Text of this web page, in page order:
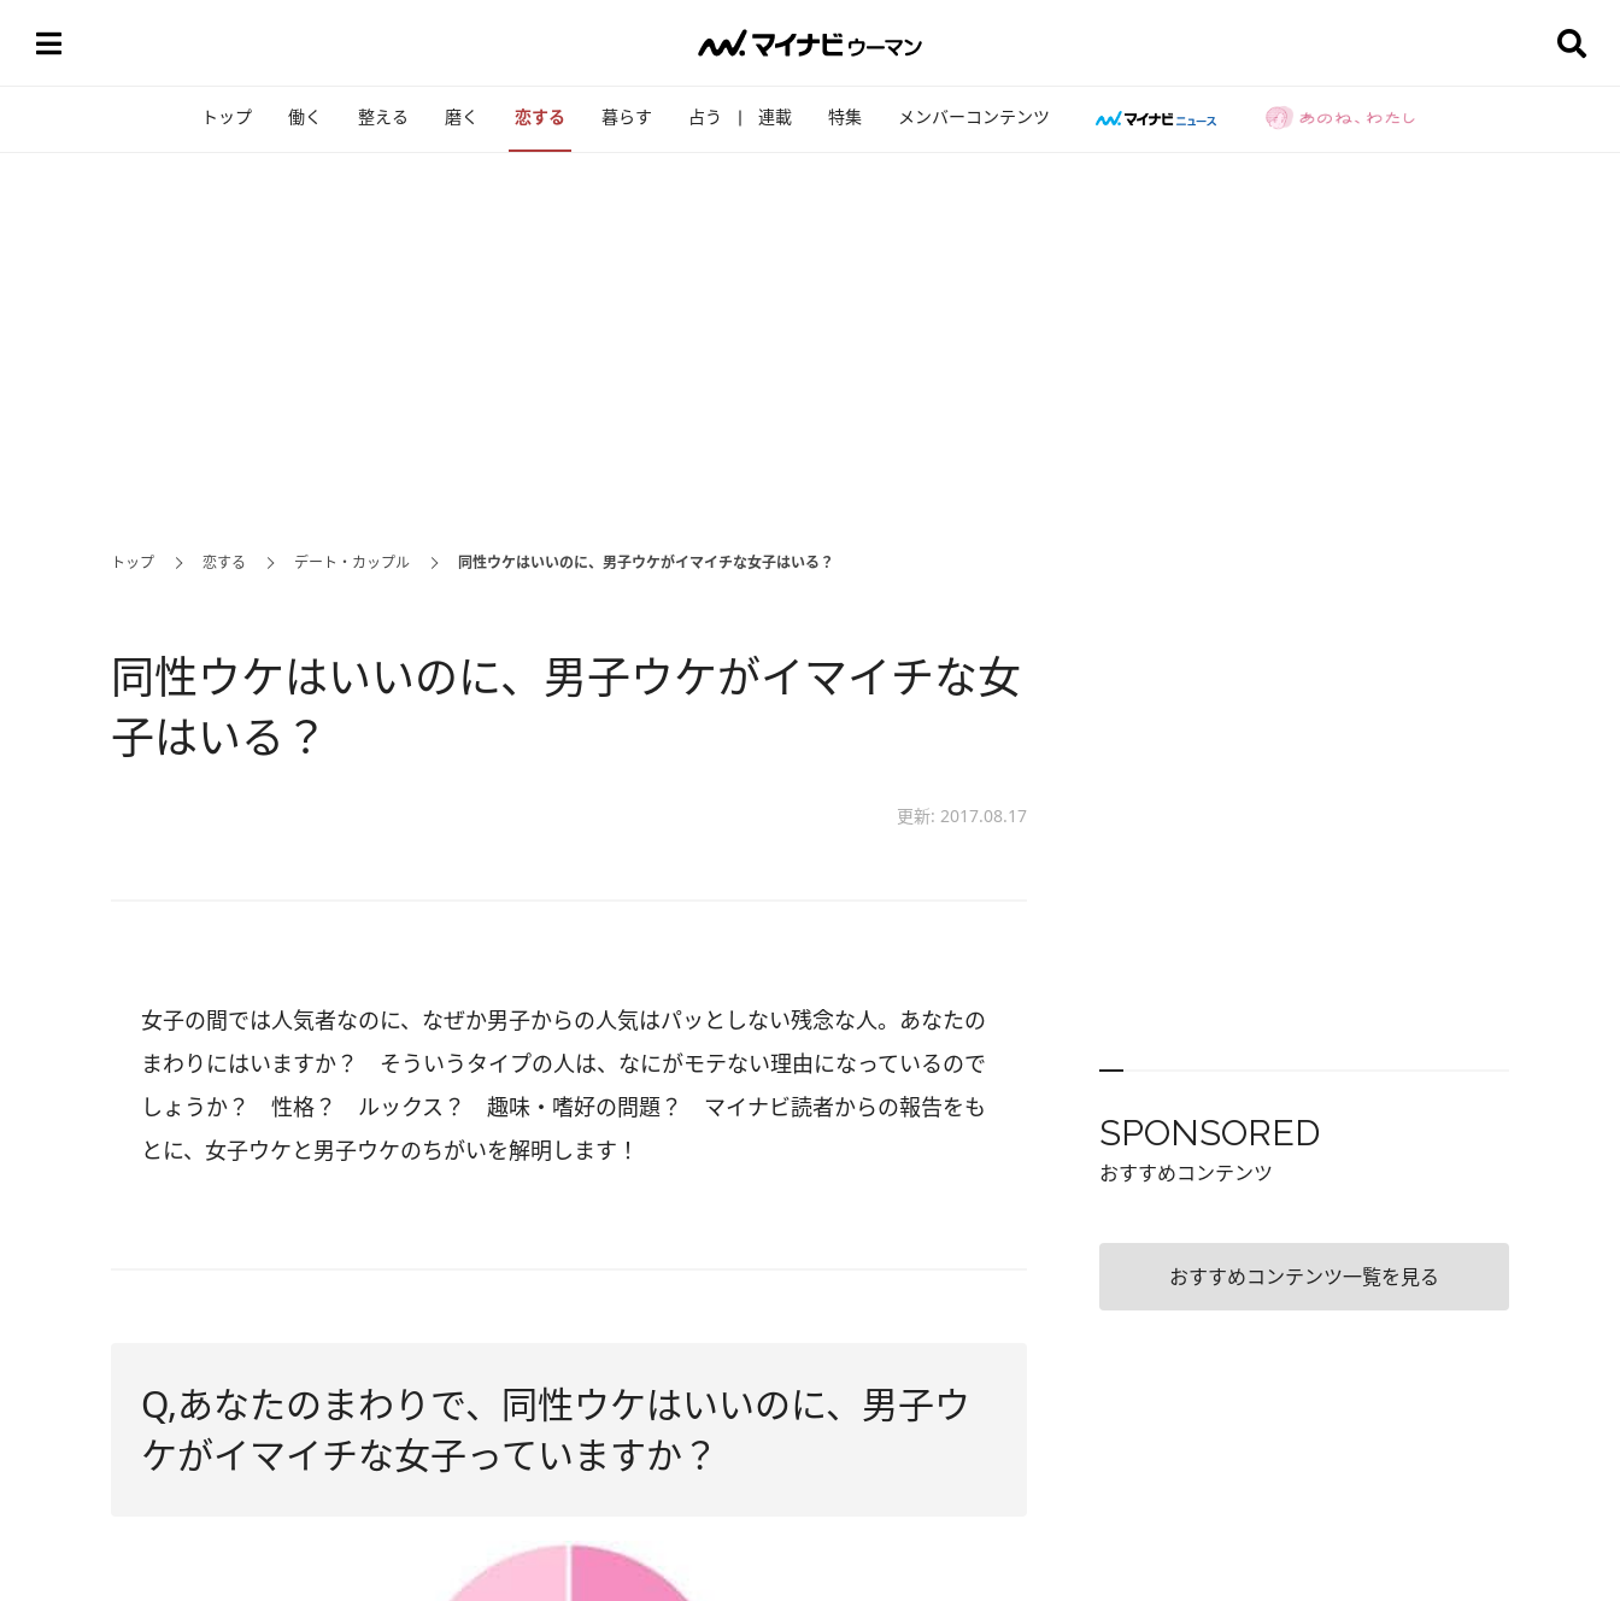
トップ 働く 整える 磨く 恋する 暮らす 占う 連載 特集 メンバーコンテンツ
トップ 恋する デート・カップル 同性ウケはいいのに、男子ウケがイマイチな女子はいる？
同性ウケはいいのに、男子ウケがイマイチな女
子はいる？
更新: 2017.08.17
女子の間では人気者なのに、なぜか男子からの人気はパッとしない残念な人。あなたの
まわりにはいますか？ そういうタイプの人は、なにがモテない理由になっているので
しょうか？ 性格？ ルックス？ 趣味・嗜好の問題？ マイナビ読者からの報告をも
とに、女子ウケと男子ウケのちがいを解明します！
Q,あなたのまわりで、同性ウケはいいのに、男子ウ
ケがイマイチな女子っていますか？
SPONSORED
おすすめコンテンツ
おすすめコンテンツ一覧を見る